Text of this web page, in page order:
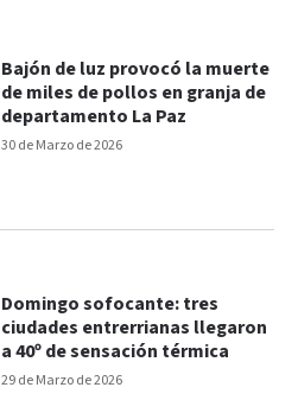
30 de Marzo de 2026
Bajón de luz provocó la muerte
de miles de pollos en granja de
departamento La Paz
29 de Marzo de 2026
Domingo sofocante: tres
ciudades entrerrianas llegaron
a 40º de sensación térmica